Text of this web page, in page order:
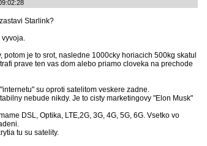
Starlink?
vyvoja.
je to srot, nasledne 1000cky horiacich 500kg skatul
prave ten vas dom alebo priamo cloveka na prechode
su oproti satelitom veskere zadne.
nebude nikdy. Je to cisty marketingovy "Elon Musk"
DSL, Optika, LTE,2G, 3G, 4G, 5G, 6G. Vsetko vo
tu su satelity.